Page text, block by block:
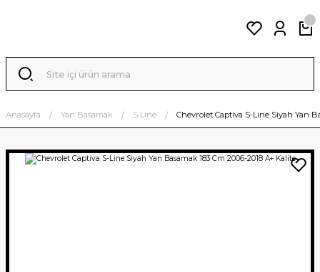
Anasayfa Yan Basamak S Line Chevrolet Captiva S-Line Siyah Yan